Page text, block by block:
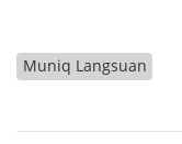
Muniq Langsuan